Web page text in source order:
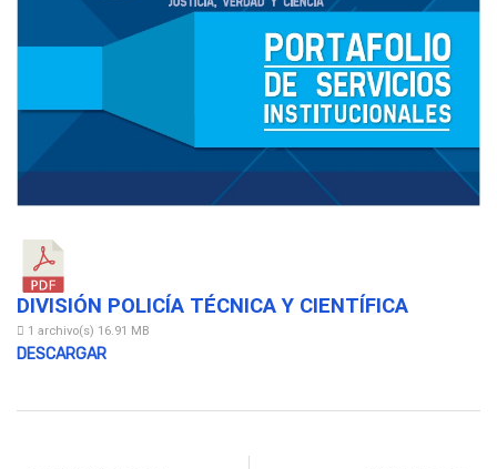
DIVISIÓN POLICÍA TÉCNICA Y CIENTÍFICA
1 archivo(s) 16.91 MB
DESCARGAR